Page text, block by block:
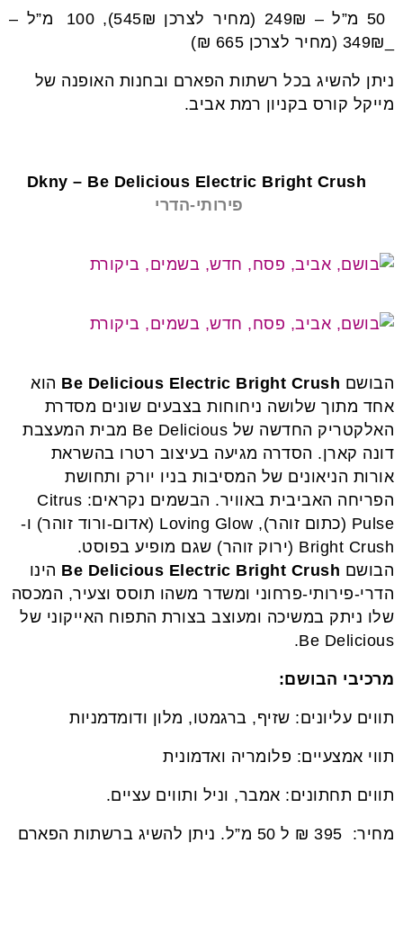
50 מ”ל – 249₪ (מחיר לצרכן 545₪), 100 מ”ל –
ניתן להשיג בכל רשתות הפארם ובחנות האופנה של
מייקל קורס בקניון רמת אביב.
פירותי-הדרי
הבושם Be Delicious Electric Bright Crush הוא
אחד מתוך שלושה ניחוחות בצבעים שונים מסדרת
האלקטריק החדשה של Be Delicious מבית המעצבת
דונה קארן. הסדרה מגיעה בעיצוב רטרו בהשראת
אורות הניאונים של המסיבות בניו יורק ותחושת
הפריחה האביבית באוויר. הבשמים נקראים: Citrus
Pulse (כתום זוהר), Loving Glow (אדום-ורוד זוהר) ו-
Bright Crush (ירוק זוהר) שגם מופיע בפוסט.
הבושם Be Delicious Electric Bright Crush הינו
הדרי-פירותי-פרחוני ומשדר משהו תוסס וצעיר, המכסה
שלו ניתק במשיכה ומעוצב בצורת התפוח האייקוני של
Be Delicious.
מרכיבי הבושם:
תווים עליונים: שזיף, ברגמטו, מלון ודומדמניות
תווי אמצעיים: פלומריה ואדמונית
תווים תחתונים: אמבר, וניל ותווים עציים.
מחיר: 395 ₪ ל 50 מ”ל. ניתן להשיג ברשתות הפארם